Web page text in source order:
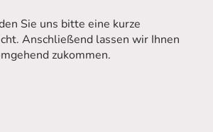
Sie uns bitte eine kurze
Anschließend lassen wir Ihnen
zukommen.